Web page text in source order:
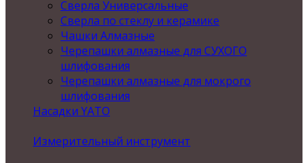
Сверла Универсальные
Сверла по стеклу и керамике
Чашки Алмазные
Черепашки алмазные для СУХОГО
шлифования
Черепашки алмазные для мокрого
шлифования
Насадки YATO
Измерительный инструмент